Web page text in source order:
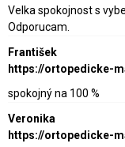
Velka spokojnost s
Odporucam.
František
https://ortopedicke-
spokojný na 100 %
Veronika
https://ortopedicke-